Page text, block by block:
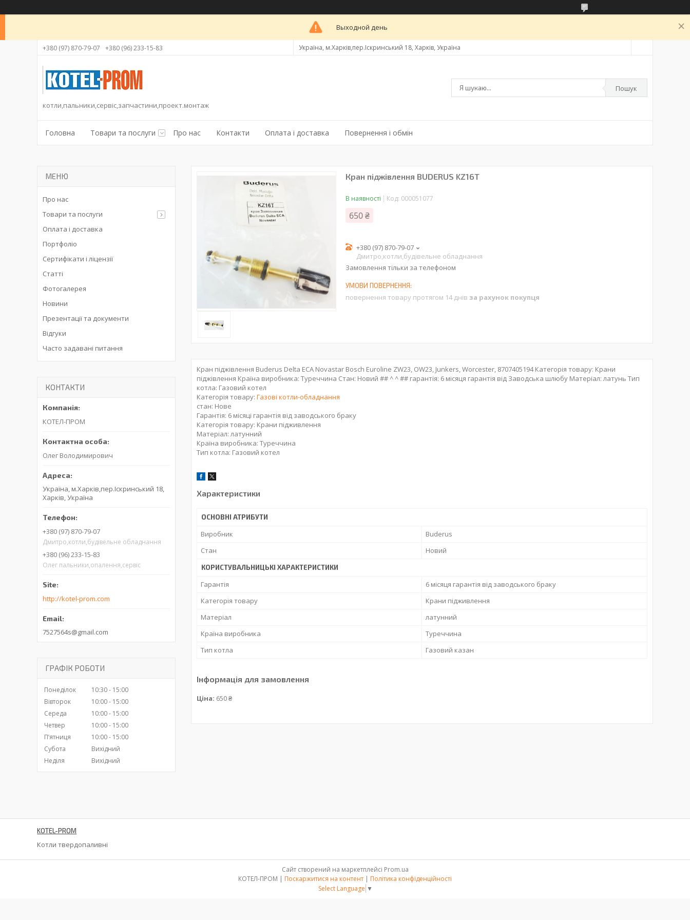
Выходной день
+380 (97) 870-79-07 +380 (96) 233-15-83 Україна, м.Харків,пер.Іскринський 18, Харків, Україна
котли,пальники,сервіс,запчастини,проект.монтаж
Пошук
Головна Товари та послуги Про нас Контакти Оплата і доставка Повернення і обмін
Кран піджівлення BUDERUS KZ16T
В наявності Код: 000051077
650 ₴
+380 (97) 870-79-07
Дмитро,котли,будівельне обладнання
Замовлення тільки за телефоном
повернення товару протягом 14 днів за рахунок покупця
Кран піджівлення Buderus Delta ECA Novastar Bosch Euroline ZW23, OW23, Junkers, Worcester, 8707405194 Категорія товару: Крани
піджівлення Країна виробника: Туреччина Стан: Новий ## ^ ^ ## гарантія: 6 місяця гарантія від Заводська шлюбу Матеріал: латунь Тип
котла: Газовий котел
Категорія товару: Газові котли-обладнання
стан: Нове
Гарантія: 6 місяці гарантія від заводського браку
Категорія товару: Крани підживлення
Матеріал: латунний
Країна виробника: Туреччина
Тип котла: Газовий котел
Характеристики
ОСНОВНІ АТРИБУТИ
Виробник
Buderus
Стан
Новий
КОРИСТУВАЛЬНИЦЬКІ ХАРАКТЕРИСТИКИ
Гарантія
6 місяця гарантія від заводського браку
Категорія товару
Крани підживлення
Матеріал
латунний
Країна виробника
Туреччина
Тип котла
Газовий казан
Інформація для замовлення
Ціна: 650 ₴
Про нас
Товари та послуги
Оплата і доставка
Портфоліо
Сертифікати і ліцензії
Статті
Фотогалерея
Новини
Презентації та документи
Відгуки
Часто задавані питання
КОНТАКТИ
КОТЕЛ-ПРОМ
Олег Володимирович
Україна, м.Харків,пер.Іскринський 18,
Харків, Україна
+380 (97) 870-79-07
Дмитро,котли,будівельне обладнання
+380 (96) 233-15-83
Олег пальники,опалення,сервіс
http://kotel-prom.com
7527564s@gmail.com
ГРАФІК РОБОТИ
Понеділок 10:30
15:00
Вівторок
10:00
15:00
Середа
10:00
15:00
Четвер
10:00
15:00
Пʼятниця
10:00
15:00
Субота
Вихідний
Неділя
Вихідний
KOTEL-PROM
Котли твердопаливні
Сайт створений на маркетплейсі Prom.ua
КОТЕЛ-ПРОМ | Поскаржитися на контент | Політика конфіденційності
Select Language ▼